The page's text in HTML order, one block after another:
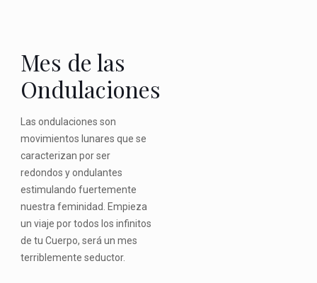
Mes de las
Ondulaciones
Las ondulaciones son
movimientos lunares que se
caracterizan por ser
redondos y ondulantes
estimulando fuertemente
nuestra feminidad. Empieza
un viaje por todos los infinitos
de tu Cuerpo, será un mes
terriblemente seductor.